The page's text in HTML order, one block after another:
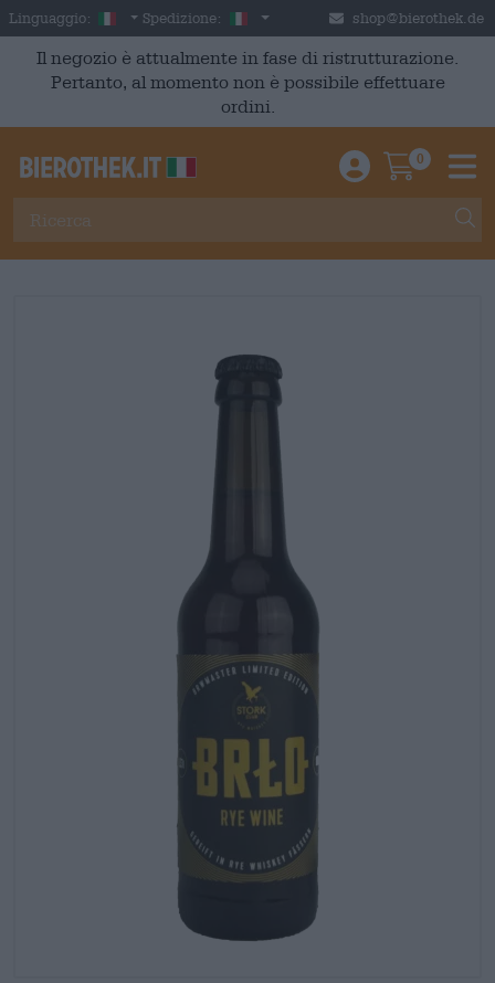
Skip to main content
Linguaggio: Italian
Spedizione: Italia shop@bierothek.de
Il negozio è attualmente in fase di ristrutturazione.
Pertanto, al momento non è possibile effettuare
ordini.
Einloggen /
0